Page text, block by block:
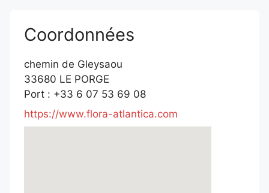
Coordonnées
chemin de Gleysaou
33680 LE PORGE
Port : +33 6 07 53 69 08
https://www.flora-atlantica.com